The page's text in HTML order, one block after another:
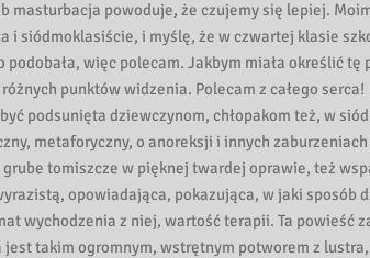
masturbacja powoduje, że czujemy się lepiej.
i siódmoklasiście, i myślę, że w czwartej klasie
więc polecam. Jakbym miała określić
punktów widzenia. Polecam z całego serca!
podsunięta dziewczynom, chłopakom też, w
metaforyczny, o anoreksji i innych
tomiszcze w pięknej twardej oprawie, też
opowiadająca, pokazująca, w jaki sposób
wychodzenia z niej, wartość terapii. Ta powieść
takim ogromnym, wstrętnym potworem z